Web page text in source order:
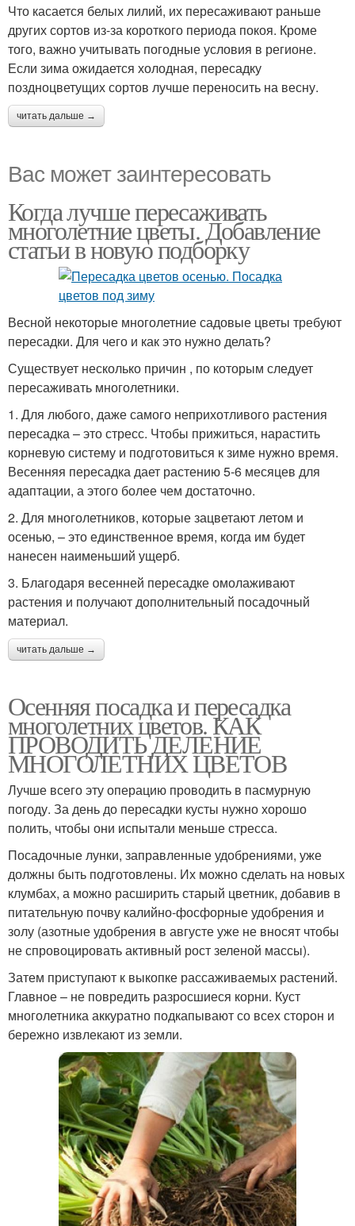
Что касается белых лилий, их пересаживают раньше
других сортов из-за короткого периода покоя. Кроме
того, важно учитывать погодные условия в регионе.
Если зима ожидается холодная, пересадку
поздноцветущих сортов лучше переносить на весну.
читать дальше →
Вас может заинтересовать
Когда лучше пересаживать
многолетние цветы. Добавление
статьи в новую подборку
Весной некоторые многолетние садовые цветы требуют
пересадки. Для чего и как это нужно делать?
Существует несколько причин , по которым следует
пересаживать многолетники.
1. Для любого, даже самого неприхотливого растения
пересадка – это стресс. Чтобы прижиться, нарастить
корневую систему и подготовиться к зиме нужно время.
Весенняя пересадка дает растению 5-6 месяцев для
адаптации, а этого более чем достаточно.
2. Для многолетников, которые зацветают летом и
осенью, – это единственное время, когда им будет
нанесен наименьший ущерб.
3. Благодаря весенней пересадке омолаживают
растения и получают дополнительный посадочный
материал.
читать дальше →
Осенняя посадка и пересадка
многолетних цветов. КАК
ПРОВОДИТЬ ДЕЛЕНИЕ
МНОГОЛЕТНИХ ЦВЕТОВ
Лучше всего эту операцию проводить в пасмурную
погоду. За день до пересадки кусты нужно хорошо
полить, чтобы они испытали меньше стресса.
Посадочные лунки, заправленные удобрениями, уже
должны быть подготовлены. Их можно сделать на новых
клумбах, а можно расширить старый цветник, добавив в
питательную почву калийно-фосфорные удобрения и
золу (азотные удобрения в августе уже не вносят чтобы
не спровоцировать активный рост зеленой массы).
Затем приступают к выкопке рассаживаемых растений.
Главное – не повредить разросшиеся корни. Куст
многолетника аккуратно подкапывают со всех сторон и
бережно извлекают из земли.